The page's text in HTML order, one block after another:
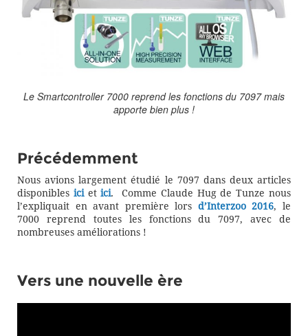
Le Smartcontroller 7000 reprend les fonctions du 7097 mais
apporte bien plus !
Précédemment
Nous avions largement étudié le 7097 dans deux articles
disponibles icietici. Comme Claude Hug de Tunze nous
l’expliquait en avant première lors d’Interzoo 2016, le
7000 reprend toutes les fonctions du 7097, avec de
nombreuses améliorations !
Vers une nouvelle ère